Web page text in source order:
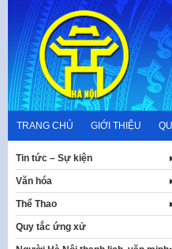
content
TRANG CHỦ GIỚI THIỆU
Tin tức – Sự kiện
Văn hóa
Thể Thao
Quy tắc ứng xử